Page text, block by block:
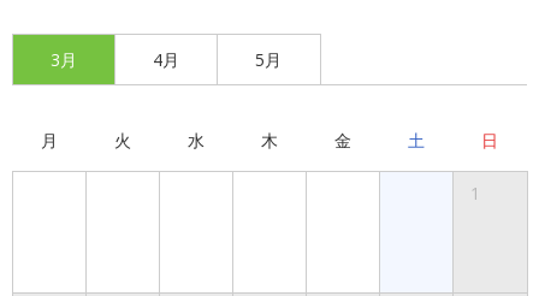
3月 4月 5月
月 火 水 木 金 土 日
1